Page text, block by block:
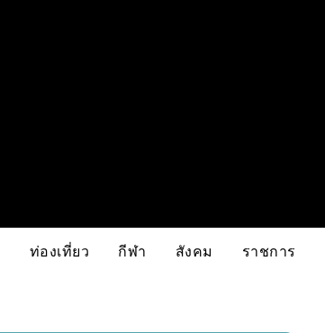
ท่องเที่ยว กีฬา สังคม ราชการ